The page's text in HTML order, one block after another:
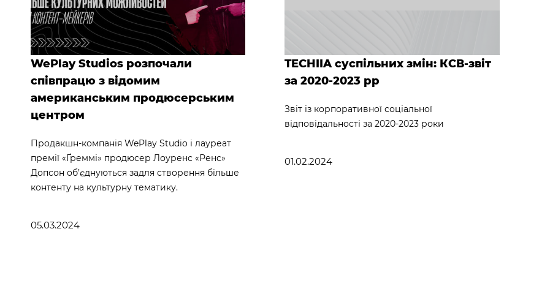
WePlay Studios розпочали
співпрацю з відомим
американським продюсерським
центром
Продакшн-компанія WePlay Studio і лауреат
премії «Ґреммі» продюсер Лоуренс «Ренс»
Допсон об’єднуються задля створення більше
контенту на культурну тематику.
05.03.2024
TECHIIA суспільних змін: КСВ-звіт
за 2020-2023 рр
Звіт із корпоративної соціальної
відповідальності за 2020-2023 роки
01.02.2024